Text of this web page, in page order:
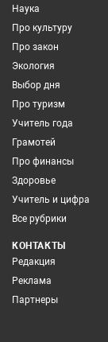
Наука
Про культуру
Про закон
Экология
Выбор дня
Про туризм
Учитель года
Грамотей
Про финансы
Здоровье
Учитель и цифра
Все рубрики
КОНТАКТЫ
Редакция
Реклама
Партнеры